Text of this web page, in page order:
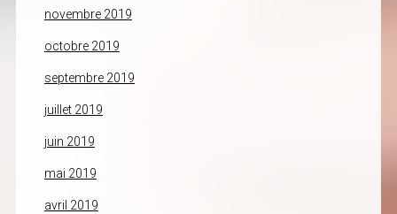
novembre 2019
octobre 2019
septembre 2019
juillet 2019
juin 2019
mai 2019
avril 2019